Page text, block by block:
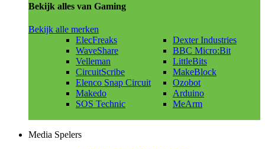
Bekijk alles van Gaming
Bekijk alle merken
ElecFreaks
WaveShare
Velleman
CircuitScribe
Elenco Snap Circuit
Makedo
SOS Technic
Dexter Industries
BBC Micro:Bit
LittleBits
MakeBlock
Ozobot
Arduino
MeArm
Media Spelers